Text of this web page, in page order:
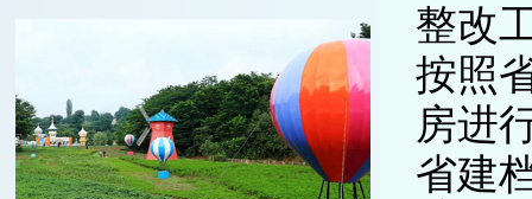
整改
按照
房进
省建